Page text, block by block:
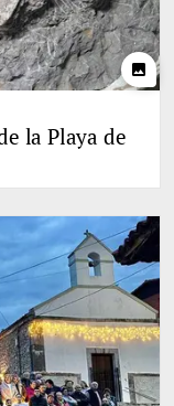
photo
la Playa de